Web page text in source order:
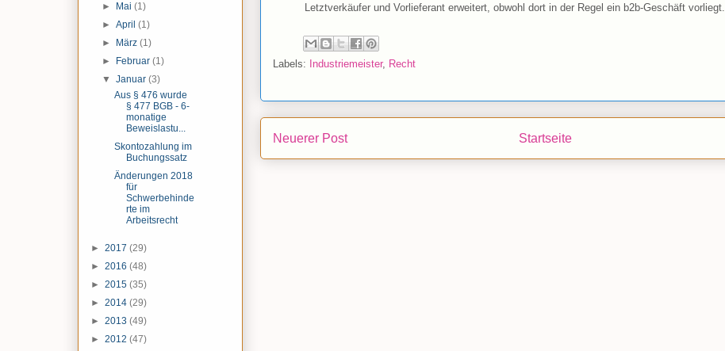
Letztverkäufer und Vorlieferant erweitert, obwohl dort in der Regel ein b2b-Geschäft vorliegt.
Labels: Industriemeister, Recht
Neuerer Post Startseite
►
Mai(1)
►April(1)
►
März(1)
►
Februar(1)
▼Januar(3)
Aus § 476 wurde
§ 477 BGB - 6-
monatige
Beweislastu...
Skontozahlung im
Buchungssatz
Änderungen 2018
für
Schwerbehinde
rte im
Arbeitsrecht
► 2017 (29)
► 2016 (48)
► 2015 (35)
► 2014 (29)
► 2013 (49)
► 2012 (47)